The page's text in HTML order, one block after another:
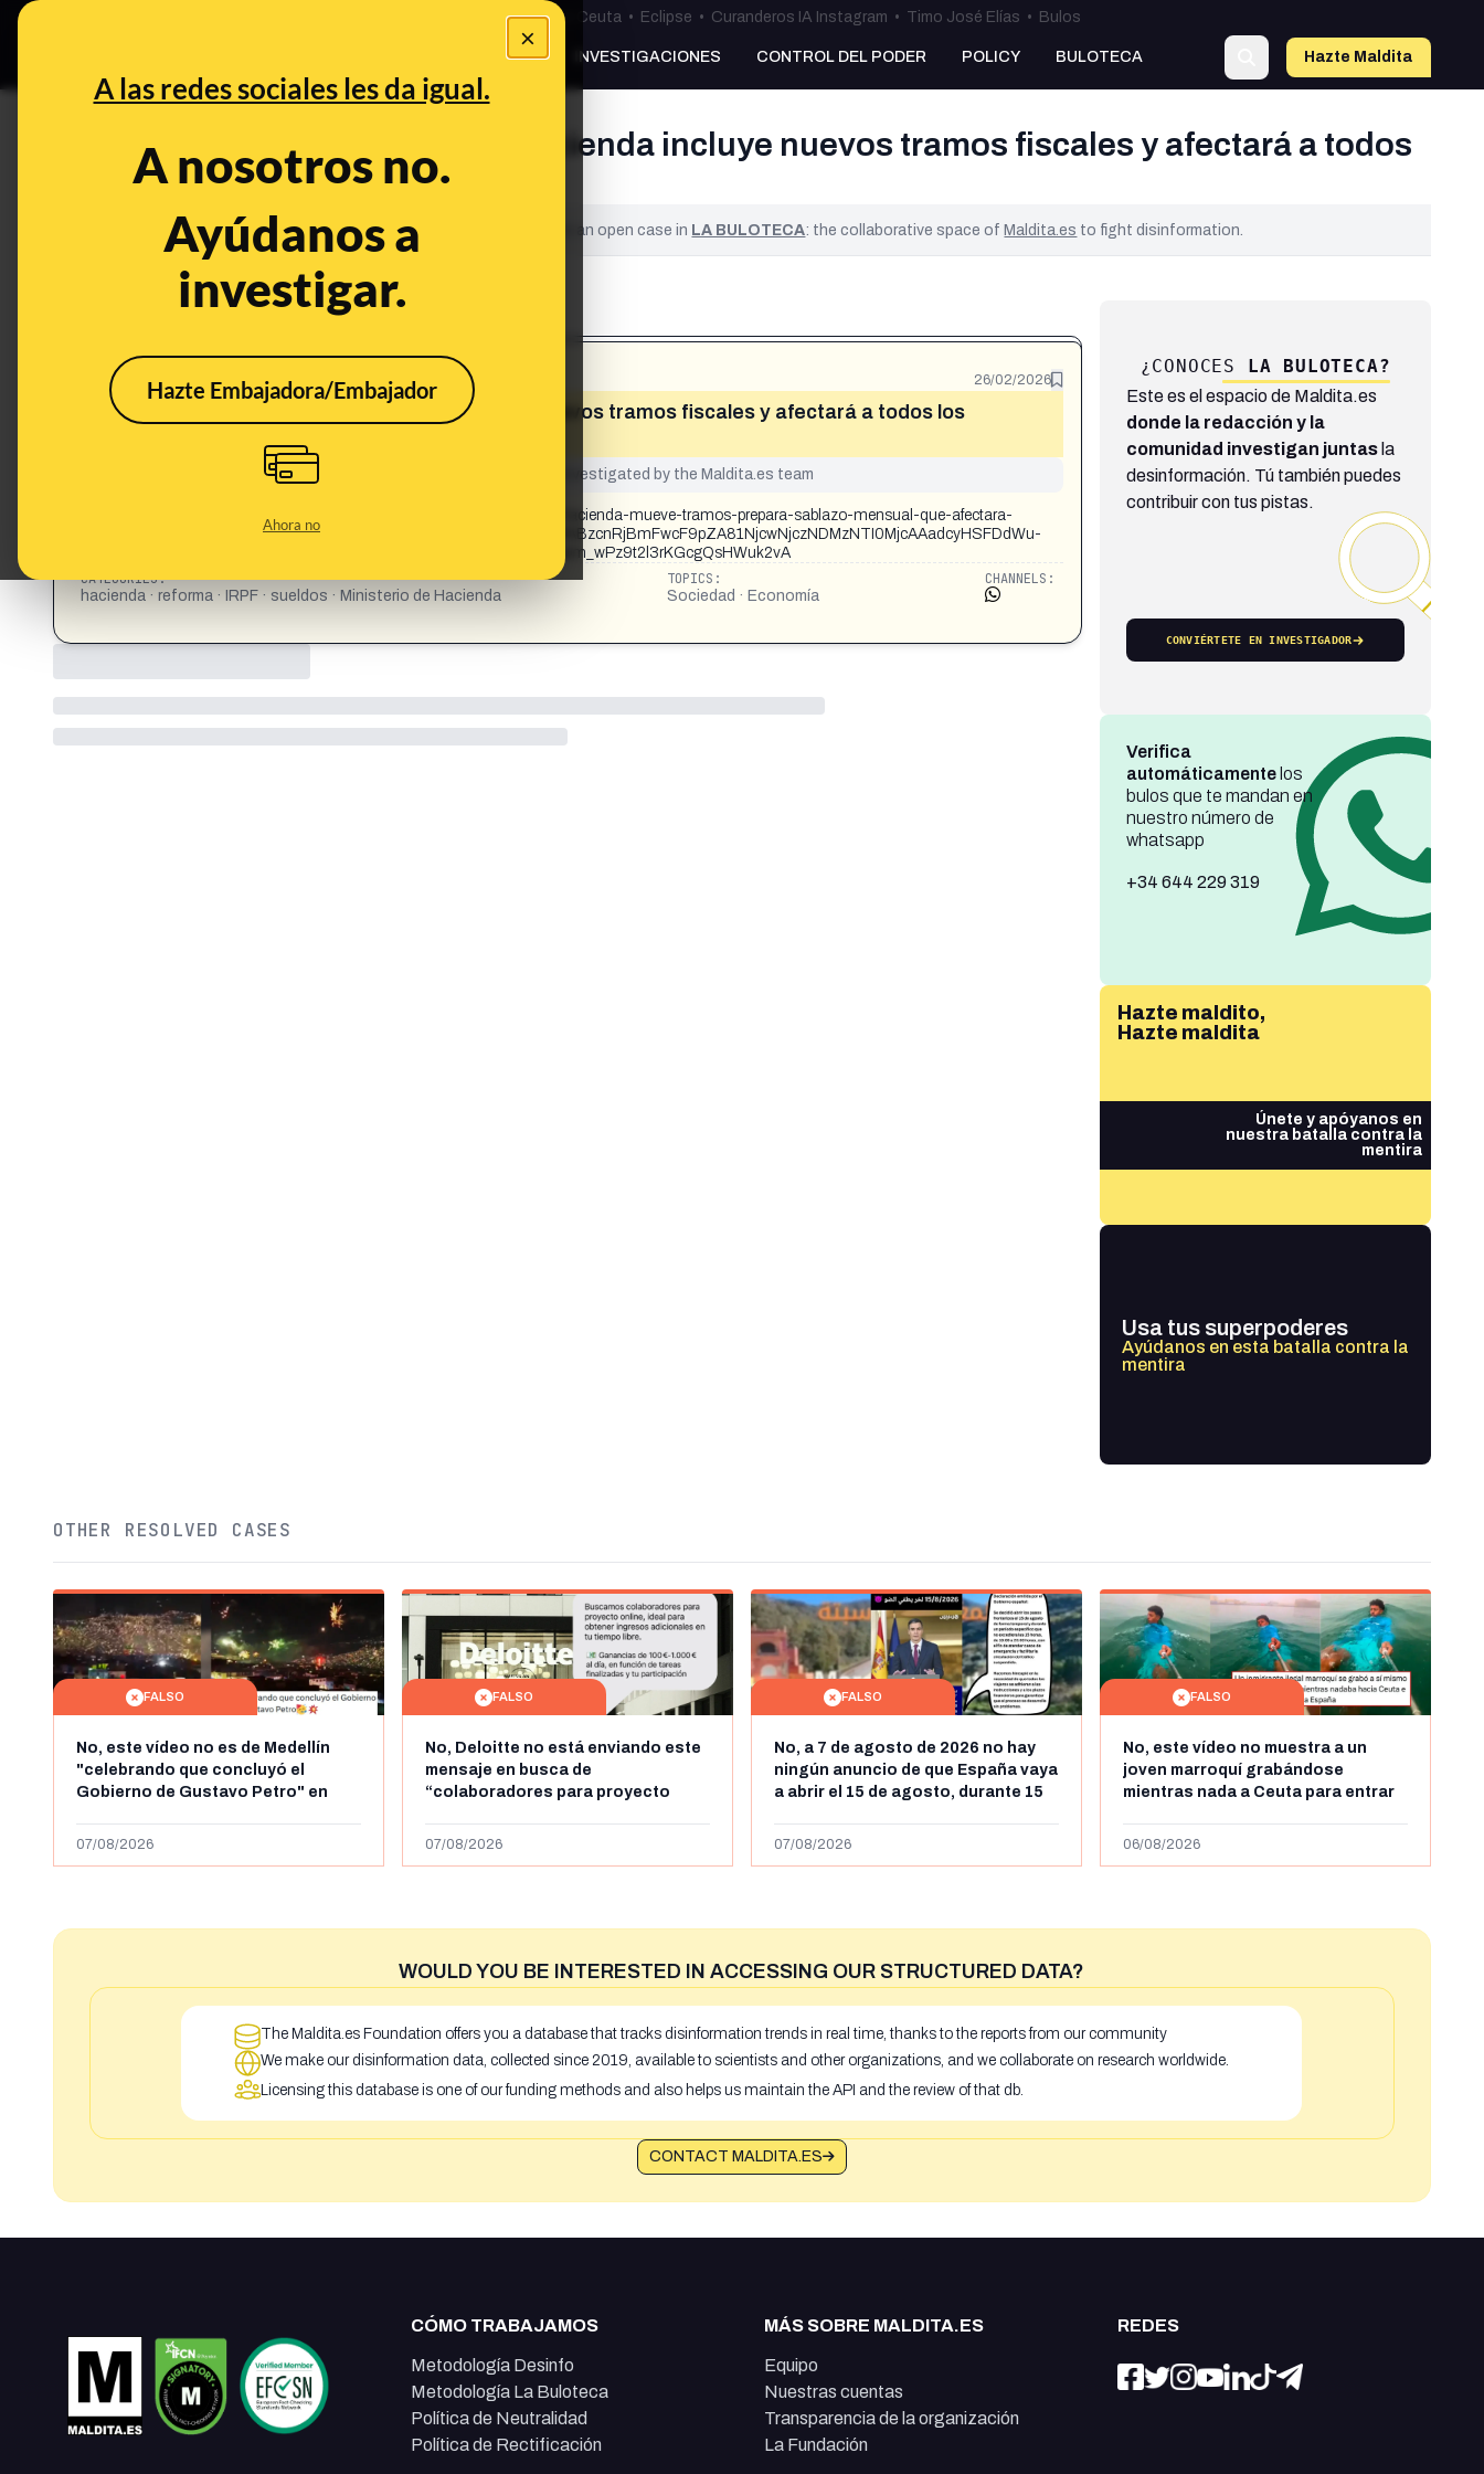
×
A las redes sociales les da igual.
A nosotros no.
Ayúdanos a
investigar.
Hazte Embajadora/Embajador
Ahora no
Especial Ceuta•Bulos Ceuta • Eclipse • Curanderos IA Instagram • Timo José Elías • Bulos
PREBUNKING INVESTIGACIONES CONTROL DEL PODER POLICY BULOTECA Hazte Maldita
¿La reforma del IRPF 2026 de Hacienda incluye nuevos tramos fiscales y afectará a todos
los sueldos?
This content has NOT yet been verified. It is an open case in LA BULOTECA: the collaborative space ofMaldita.es to fight disinformation.
What's being said: 26/02/2026
«La reforma del IRPF 2026 de Hacienda incluye nuevos tramos fiscales y afectará a todos los
This content has not yet been investigated by the Maldita.es team
https://okdiario.com/economia/reforma-del-irpf-2026-llega-sorpresa-hacienda-mueve-tramos-prepara-sablazo-mensual-que-afectara-
todos-sueldos-16223371?fbclid=PAT01DUAQNB4VleHRuA2FlbQIxMABzcnRjBmFwcF9pZA81NjcwNjczNDMzNTI0MjcAAadcyHSFDdWu-
Mbr_ACbRMm1L7DTA-Tgenls3aJTNUmGkRGaMb3V-uNiAS8l5A_aem_wPz9t2l3rKGcgQsHWuk2vA
CATEGORIES:
hacienda · reforma · IRPF · sueldos · Ministerio de Hacienda
TOPICS:
Sociedad · Economía
CHANNELS:
¿CONOCES LA BULOTECA?
Este es el espacio de Maldita.es
donde la redacción y la
comunidad investigan juntasla
desinformación. Tú también puedes
contribuir con tus pistas.
CONVIÉRTETE EN INVESTIGADOR
Verifica
automáticamentelos
bulos que te mandan en
nuestro número de
whatsapp
+34 644 229 319
Hazte maldito,
Hazte maldita
Únete y apóyanos en
nuestra batalla contra la
mentira
Usa tus superpoderes
Ayúdanos en esta batalla contra la
mentira
OTHER RESOLVED CASES
FALSO
No, este vídeo no es de Medellín
"celebrando que concluyó el
Gobierno de Gustavo Petro" en
de 2024
07/08/2026
FALSO
No, Deloitte no está enviando este
mensaje en busca de
“colaboradores para proyecto
1.000 euros al día: es un timo
07/08/2026
FALSO
No, a 7 de agosto de 2026 no hay
ningún anuncio de que España vaya
a abrir el 15 de agosto, durante 15
y Ceuta
07/08/2026
FALSO
No, este vídeo no muestra a un
joven marroquí grabándose
mientras nada a Ceuta para entrar
más de 450km de Ceuta y el autor lo
06/08/2026
WOULD YOU BE INTERESTED IN ACCESSING OUR STRUCTURED DATA?
The Maldita.es Foundation offers you a database that tracks disinformation trends in real time, thanks to the reports from our community
We make our disinformation data, collected since 2019, available to scientists and other organizations, and we collaborate on research worldwide.
Licensing this database is one of our funding methods and also helps us maintain the API and the review of that db.
CONTACT MALDITA.ES
CÓMO TRABAJAMOS
Metodología Desinfo
Metodología La Buloteca
Política de Neutralidad
Política de Rectificación
MÁS SOBRE MALDITA.ES
Equipo
Nuestras cuentas
Transparencia de la organización
La Fundación
REDES